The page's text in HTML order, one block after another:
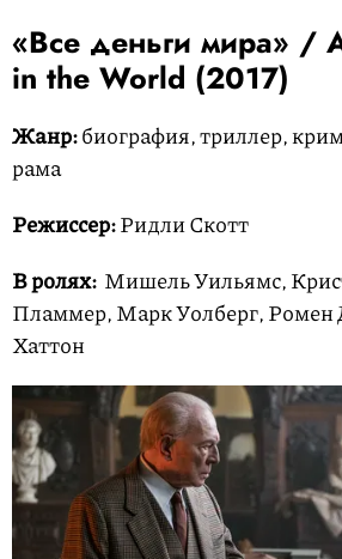
«Все деньги мира» /
in the World (2017)
Жанр:биография, триллер,
рама
Режиссер:Ридли Скотт
В ролях: Мишель Уильямс,
Пламмер, Марк Уолберг,
Хаттон